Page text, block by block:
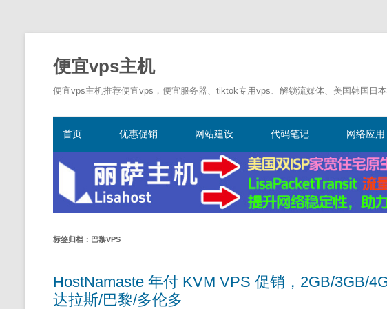
便宜vps主机
便宜vps主机推荐便宜vps，便宜服务器、tiktok专用vps、解锁流媒体、美国韩国日
首页 优惠促销 网站建设 代码笔记 网络应用
标签归档： 巴黎VPS
HostNamaste 年付 KVM VPS 促销，2GB/3GB/
达拉斯/巴黎/多伦多